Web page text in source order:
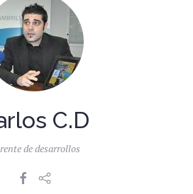
C.D
de desarrollos